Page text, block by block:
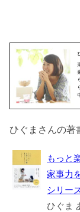
ひぐまさんの
もっと
家事力
シリー
ひぐま